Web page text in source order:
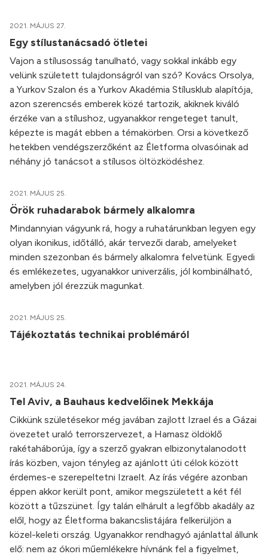
2021. MÁJUS 27.
Egy stílustanácsadó ötletei
Vajon a stílusosság tanulható, vagy sokkal inkább egy
velünk született tulajdonságról van szó? Kovács Orsolya,
a Yurkov Szalon és a Yurkov Akadémia Stílusklub alapítója,
azon szerencsés emberek közé tartozik, akiknek kiváló
érzéke van a stílushoz, ugyanakkor rengeteget tanult,
képezte is magát ebben a témakörben. Orsi a következő
hetekben vendégszerzőként az Életforma olvasóinak ad
néhány jó tanácsot a stílusos öltözködéshez.
2021. MÁJUS 25.
Örök ruhadarabok bármely alkalomra
Mindannyian vágyunk rá, hogy a ruhatárunkban legyen egy
olyan ikonikus, időtálló, akár tervezői darab, amelyeket
minden szezonban és bármely alkalomra felvetünk. Egyedi
és emlékezetes, ugyanakkor univerzális, jól kombinálható,
amelyben jól érezzük magunkat.
2021. MÁJUS 25.
Tájékoztatás technikai problémáról
2021. MÁJUS 24.
Tel Aviv, a Bauhaus kedvelőinek Mekkája
Cikkünk születésekor még javában zajlott Izrael és a Gázai
övezetet uraló terrorszervezet, a Hamasz öldöklő
rakétaháborúja, így a szerző gyakran elbizonytalanodott
írás közben, vajon tényleg az ajánlott úti célok között
érdemes-e szerepeltetni Izraelt. Az írás végére azonban
éppen akkor került pont, amikor megszületett a két fél
között a tűzszünet. Így talán elhárult a legfőbb akadály az
elől, hogy az Életforma bakancslistájára felkerüljön a
közel-keleti ország. Ugyanakkor rendhagyó ajánlattal állunk
elő: nem az ókori műemlékekre hívnánk fel a figyelmet,